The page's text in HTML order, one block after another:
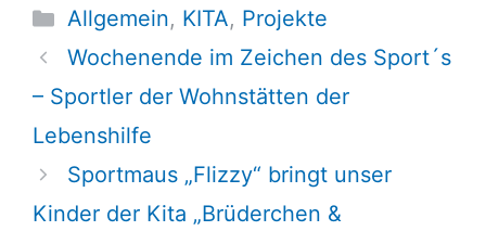
Kategorien
Allgemein, KITA, Projekte
Wochenende im Zeichen des Sport´s
– Sportler der Wohnstätten der
Lebenshilfe
Sportmaus „Flizzy“ bringt unser
Kinder der Kita „Brüderchen &